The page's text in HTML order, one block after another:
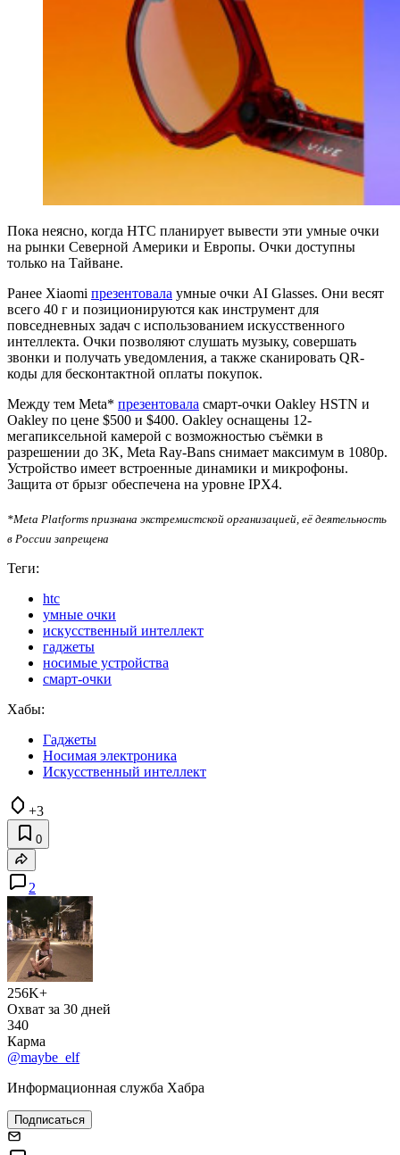
Пока неясно, когда HTC планирует вывести эти умные очки
на рынки Северной Америки и Европы. Очки доступны
только на Тайване.
Ранее Xiaomi презентовала умные очки AI Glasses. Они весят
всего 40 г и позиционируются как инструмент для
повседневных задач с использованием искусственного
интеллекта. Очки позволяют слушать музыку, совершать
звонки и получать уведомления, а также сканировать QR-
коды для бесконтактной оплаты покупок.
Между тем Meta* презентовала смарт-очки Oakley HSTN и
Oakley по цене $500 и $400. Oakley оснащены 12-
мегапиксельной камерой с возможностью съёмки в
разрешении до 3K, Meta Ray-Bans снимает максимум в 1080p.
Устройство имеет встроенные динамики и микрофоны.
Защита от брызг обеспечена на уровне IPX4.
*Meta Platforms признана экстремистской организацией, её деятельность
в России запрещена
Теги:
htc
умные очки
искусственный интеллект
гаджеты
носимые устройства
смарт-очки
Хабы:
Гаджеты
Носимая электроника
Искусственный интеллект
+3
0
2
256K+
Охват за 30 дней
340
Карма
@maybe_elf
Информационная служба Хабра
Подписаться